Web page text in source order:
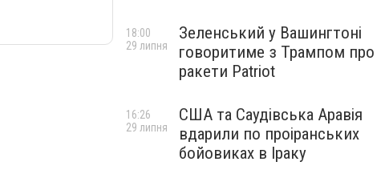
Зеленський у Вашингтоні
говоритиме з Трампом про
ракети Patriot
18:00
29 липня
США та Саудівська Аравія
вдарили по проіранських
бойовиках в Іраку
16:26
29 липня